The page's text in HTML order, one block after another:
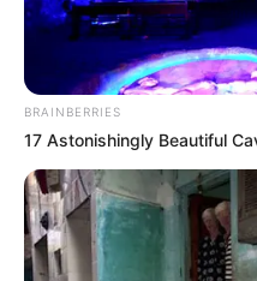
BRAINBERRIES
17 Astonishingly Beautiful